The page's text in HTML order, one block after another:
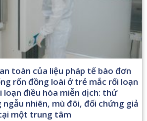
toàn của liệu pháp tế bào đơn
rốn đồng loài ở trẻ mắc rối loạn
loạn điều hòa miễn dịch: thử
ngẫu nhiên, mù đôi, đối chứng giả
một trung tâm